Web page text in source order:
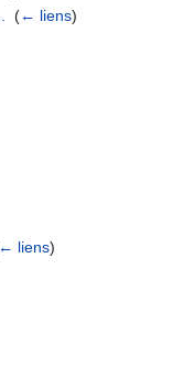
‎(← liens)
← liens)